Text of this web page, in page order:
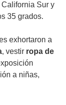
California Sur y
35 grados.
exhortaron a
, vestir ropa de
a niñas,